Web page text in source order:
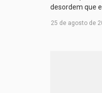
desordem que
25 de agosto de